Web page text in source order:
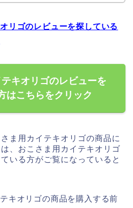
リゴのレビューを探している
キオリゴのレビューを
はこちらをクリック
ま用カイテキオリゴの商品に
、おこさま用カイテキオリゴ
いる方がご覧になっていると
キオリゴの商品を購入する前